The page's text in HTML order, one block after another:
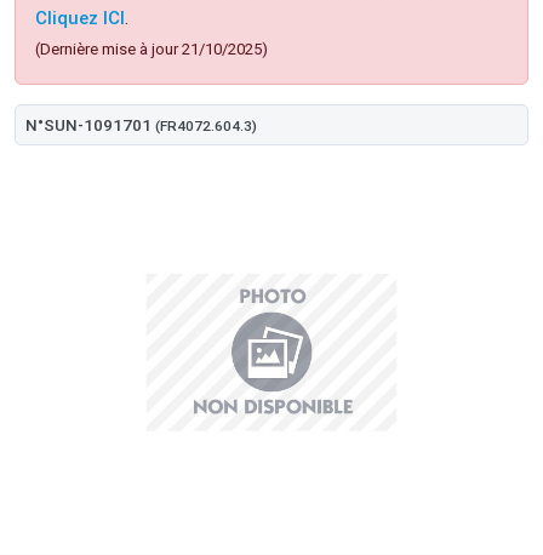
Cliquez ICI.
(Dernière mise à jour 21/10/2025)
N°SUN-1091701 (FR4072.604.3)